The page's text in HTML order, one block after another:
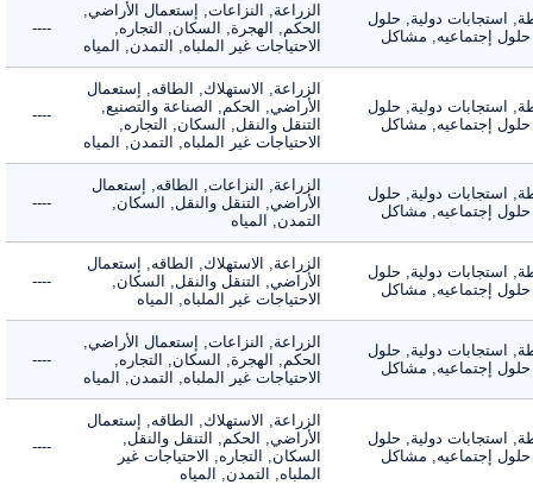
استجابات دولية, حلول
إجتماعيه, مشاكل
الزراعة, النزاعات, إستعمال الأراضي,
الحكم, الهجرة, السكان, التجاره,
الاحتياجات غير الملباه, التمدن, المياه
----
استجابات دولية, حلول
إجتماعيه, مشاكل
الزراعة, الاستهلاك, الطاقه, إستعمال
الأراضي, الحكم, الصناعة والتصنيع,
التنقل والنقل, السكان, التجاره,
الاحتياجات غير الملباه, التمدن, المياه
----
استجابات دولية, حلول
إجتماعيه, مشاكل
الزراعة, النزاعات, الطاقه, إستعمال
الأراضي, التنقل والنقل, السكان,
التمدن, المياه
----
استجابات دولية, حلول
إجتماعيه, مشاكل
الزراعة, الاستهلاك, الطاقه, إستعمال
الأراضي, التنقل والنقل, السكان,
الاحتياجات غير الملباه, المياه
----
استجابات دولية, حلول
إجتماعيه, مشاكل
الزراعة, النزاعات, إستعمال الأراضي,
الحكم, الهجرة, السكان, التجاره,
الاحتياجات غير الملباه, التمدن, المياه
----
استجابات دولية, حلول
إجتماعيه, مشاكل
الزراعة, الاستهلاك, الطاقه, إستعمال
الأراضي, الحكم, التنقل والنقل,
السكان, التجاره, الاحتياجات غير
الملباه, التمدن, المياه
----